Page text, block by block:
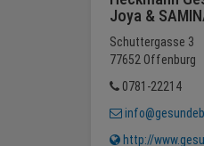
Joya &
Schuttergasse 3
77652 Offenburg
0781-22214
http://